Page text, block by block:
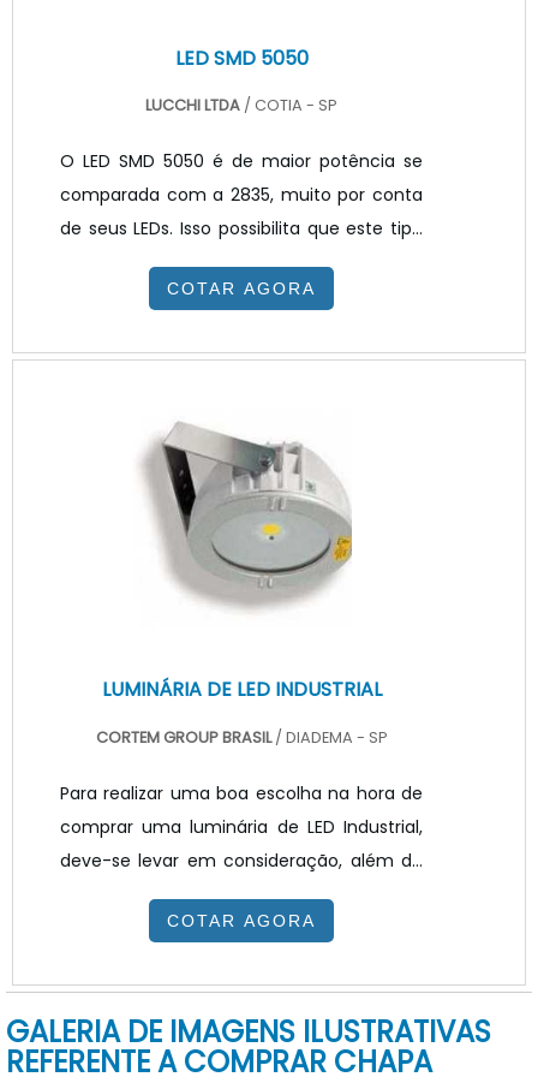
LED SMD 5050
LUCCHI LTDA / COTIA - SP
O LED SMD 5050 é de maior potência se
comparada com a 2835, muito por conta
de seus LEDs. Isso possibilita que este tipo
de produto possa estar disponível no
mercado em versões RGB coloridas, onde
milhões de cores disponíveis. DETALHES
inseridos em fitas flexíveis, ele pode ser
utilizado pela indústria de iluminação na
criação de luminárias. Com a inserção dos
LED SMD no PCB (placa de circuito
impresso) é possível desenvolv.
COTAR AGORA
LUMINÁRIA DE LED INDUSTRIAL
CORTEM GROUP BRASIL/ DIADEMA - SP
Para realizar uma boa escolha na hora de
comprar uma luminária de LED Industrial,
deve-se levar em consideração, além do
preço, a vida útil do equipamento, fluxo
luminoso, garantia do fabricante, projeto
equipamentos. Quando bem escolhido
uma luminária LED garante uma altíssima
eficiência luminosa e é capaz de
COTAR AGORA
GALERIA DE IMAGENS ILUSTRATIVAS
REFERENTE A COMPRAR CHAPA